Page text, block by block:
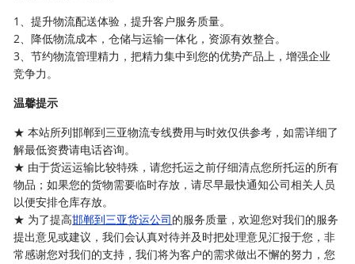
1、提升物流配送体验，提升客户服务质量。
2、降低物流成本，仓储与运输一体化，资源有效整合。
3、节约物流管理精力，把精力集中到您的优势产品上，增强企业
竞争力。
温馨提示
★ 本站所列邯郸到三亚物流专线费用与时效仅供参考，如需详细了
解最低资费请电话咨询。
★ 由于货运运输比较特殊，请您托运之前仔细清点您所托运的所有
物品；如果您的货物需要临时存放，请尽早最快通知公司相关人员
以便安排仓库存放。
★ 为了提高邯郸到三亚货运公司的服务质量，欢迎您对我们的服务
提出意见或建议，我们会认真对待并及时把处理意见汇报于您，非
常感谢您对我们的支持，我们将为客户的需求做出不懈的努力，您